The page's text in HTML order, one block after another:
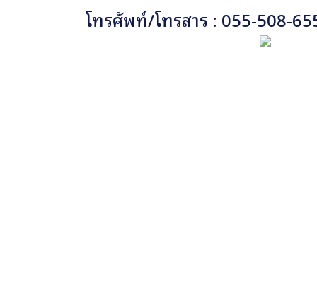
โทรศัพท์/โทรสาร : 055-508-